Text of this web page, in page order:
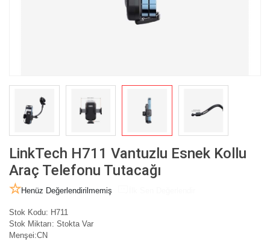
LinkTech H711 Vantuzlu Esnek Kollu
Araç Telefonu Tutacağı
Henüz Değerlendirilmemiş
Stok Kodu: H711
Stok Miktarı: Stokta Var
Menşei:CN